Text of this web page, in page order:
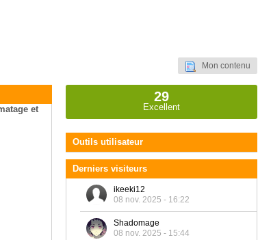
Mon contenu
et
29
Excellent
Outils utilisateur
Derniers visiteurs
ikeeki12
08 nov. 2025 - 16:22
Shadomage
08 nov. 2025 - 15:44